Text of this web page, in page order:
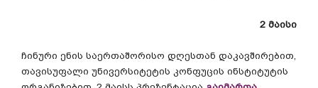
2 მაისი
ჩინური ენის საერთაშორისო დღესთან დაკავშირებით
თავისუფალი უნივერსიტეტის კონფუცის ინსტიტუტის